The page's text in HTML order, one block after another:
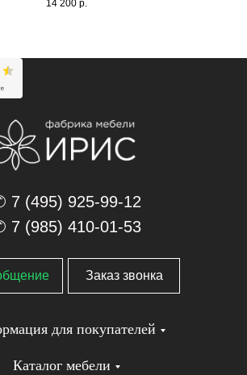
14 200 р.
7 (495) 925-99-12
7 (985) 410-01-53
Заказ звонка
для покупателей
Каталог мебели